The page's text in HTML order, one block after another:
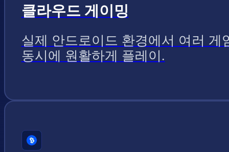
클라우드 게이밍
실제 안드로이드 환경에서 여러 게
동시에 원활하게 플레이.